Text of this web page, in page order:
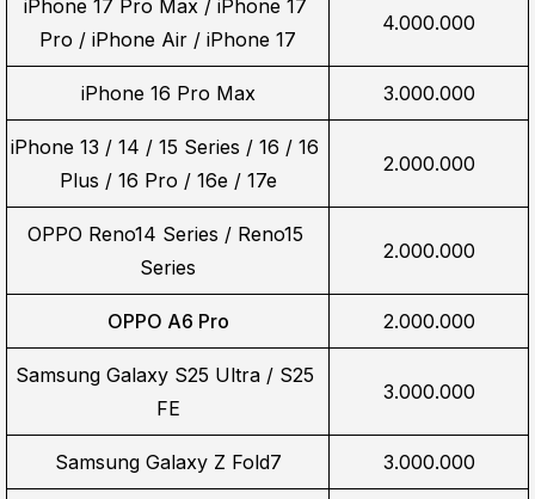
iPhone 17 Pro Max / iPhone 17
Pro / iPhone Air / iPhone 17
4.000.000
iPhone 16 Pro Max 3.000.000
iPhone 13 / 14 / 15 Series / 16 / 16
Plus / 16 Pro / 16e / 17e
2.000.000
OPPO Reno14 Series / Reno15
Series
2.000.000
OPPO A6 Pro 2.000.000
Samsung Galaxy S25 Ultra / S25
FE
3.000.000
Samsung Galaxy Z Fold7 3.000.000